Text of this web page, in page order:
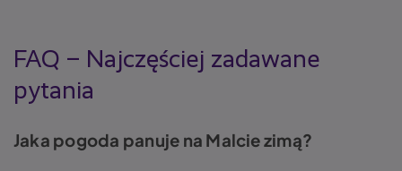
FAQ – Najczęściej zadawane
pytania
Jaka pogoda panuje na Malcie zimą?